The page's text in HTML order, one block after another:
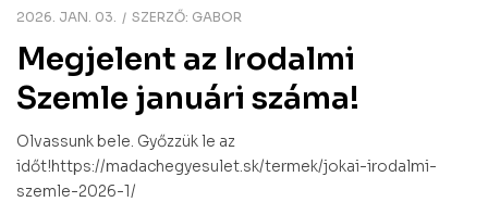
2026. JAN. 03. SZERZŐ: GABOR
Megjelent az Irodalmi
Szemle januári száma!
Olvassunk bele. Győzzük le az
időt!https://madachegyesulet.sk/termek/jokai-irodalmi-
szemle-2026-1/